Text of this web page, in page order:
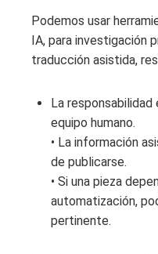
Podemos usar
IA, para investigación
traducción asistida,
La
equipo humano.
• La información
de publicarse.
• Si una pieza
automatización,
pertinente.